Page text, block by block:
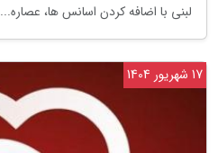
لبنی با اضافه کردن اسانس ها، عصاره...
17 شهریور 1404